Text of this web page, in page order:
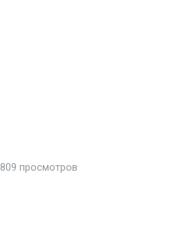
809 просмотров